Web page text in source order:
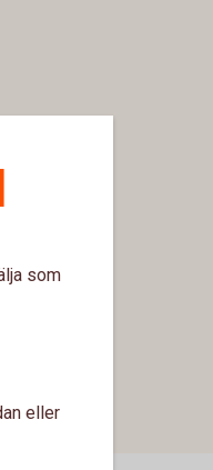
som
eller